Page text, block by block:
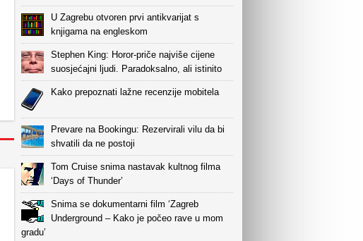
U Zagrebu otvoren prvi antikvarijat s
knjigama na engleskom
Stephen King: Horor-priče najviše cijene
suosjećajni ljudi. Paradoksalno, ali istinito
Kako prepoznati lažne recenzije mobitela
Prevare na Bookingu: Rezervirali vilu da bi
shvatili da ne postoji
Tom Cruise snima nastavak kultnog filma
‘Days of Thunder’
Snima se dokumentarni film ‘Zagreb
Underground – Kako je počeo rave u mom
gradu’